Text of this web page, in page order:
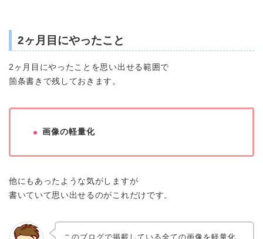
2ヶ月目にやったこと
2ヶ月目にやったことを思い出せる範囲で
箇条書きで残しておきます。
画像の軽量化
他にもあったような気がしますが
書いていて思い出せるのがこれだけです。
このブログで掲載している全ての画像を軽量化